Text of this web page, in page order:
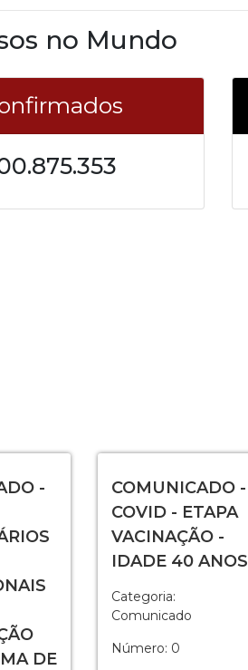
no Mundo
-
DE
COMUNICADO -
COVID - ETAPA
VACINAÇÃO -
IDADE 40 ANOS
Categoria:
Comunicado
Número: 0